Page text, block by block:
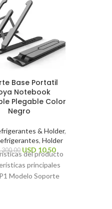
Base Portatil
Notebook
Plegable Color
Negro
& Holder,
, Holder
USD 10,50
del producto
principales
Modelo Soporte